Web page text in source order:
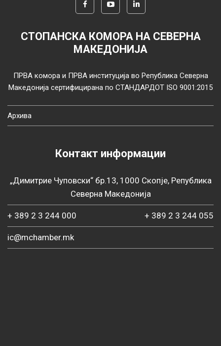
СТОПАНСКА КОМОРА НА СЕВЕРНА
МАКЕДОНИЈА
ПРВА комора и ПРВА институција во Република Северна
Македонија сертифицирана по СТАНДАРДОТ ISO 9001:2015
Архива
Контакт информации
„Димитрие Чуповски“ бр.13, 1000 Скопје, Република
Северна Македонија
+ 389 2 3 244 000 + 389 2 3 244 055
ic@mchamber.mk